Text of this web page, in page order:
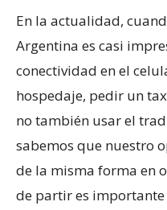
En la actualidad,
Argentina es casi
conectividad en el
hospedaje, pedir un
no también usar el
sabemos que nuestro
de la misma forma en
de partir es